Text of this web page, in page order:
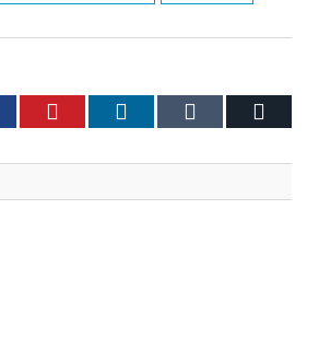
Facebook Pinterest LinkedIn Tumblr